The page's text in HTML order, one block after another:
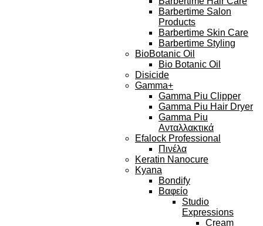
Barbertime Salon
Products
Barbertime Skin Care
Barbertime Styling
BioBotanic Oil
Bio Botanic Oil
Disicide
Gamma+
Gamma Piu Clipper
Gamma Piu Hair Dryer
Gamma Piu
Ανταλλακτικά
Efalock Professional
Πινέλα
Keratin Nanocure
Kyana
Bondify
Βαφείο
Studio
Expressions
Cream